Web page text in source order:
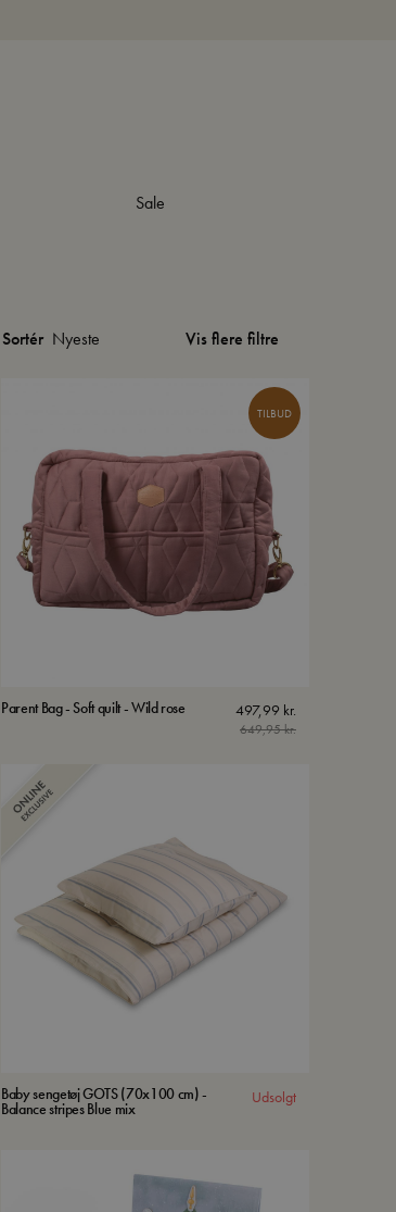
Sale
Sortér Vis flere filtre
TILBUD
Parent Bag - Soft quilt - Wild rose
649,95kr.
497,99 kr.
Baby sengetøj GOTS (70x100 cm) -
Balance stripes Blue mix
Udsolgt